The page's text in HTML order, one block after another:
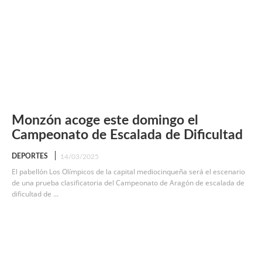
Monzón acoge este domingo el
Campeonato de Escalada de Dificultad
DEPORTES 14/03/2025
El pabellón Los Olímpicos de la capital mediocinqueña será el escenario
de una prueba clasificatoria del Campeonato de Aragón de escalada de
dificultad de ...